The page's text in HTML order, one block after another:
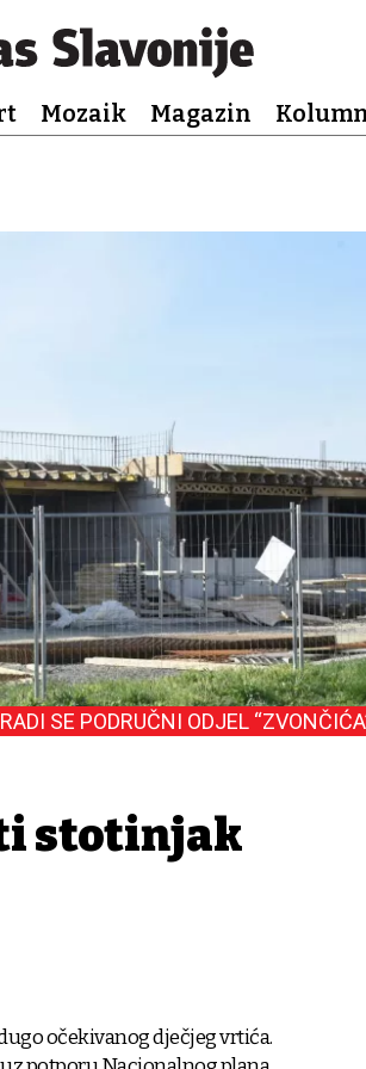
Mozaik Magazin
SE PODRUČNI ODJEL
stotinjak
očekivanog dječjeg vrtića.